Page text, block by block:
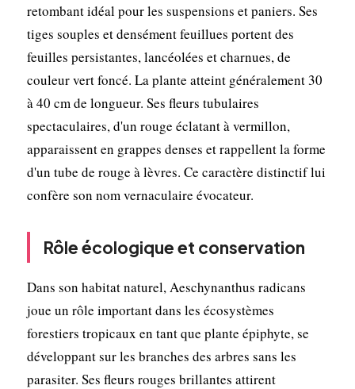
retombant idéal pour les suspensions et paniers. Ses
tiges souples et densément feuillues portent des
feuilles persistantes, lancéolées et charnues, de
couleur vert foncé. La plante atteint généralement 30
à 40 cm de longueur. Ses fleurs tubulaires
spectaculaires, d'un rouge éclatant à vermillon,
apparaissent en grappes denses et rappellent la forme
d'un tube de rouge à lèvres. Ce caractère distinctif lui
confère son nom vernaculaire évocateur.
Rôle écologique et conservation
Dans son habitat naturel, Aeschynanthus radicans
joue un rôle important dans les écosystèmes
forestiers tropicaux en tant que plante épiphyte, se
développant sur les branches des arbres sans les
parasiter. Ses fleurs rouges brillantes attirent